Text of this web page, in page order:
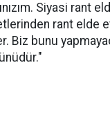
Siyasi rant
rant elde
Biz bunu